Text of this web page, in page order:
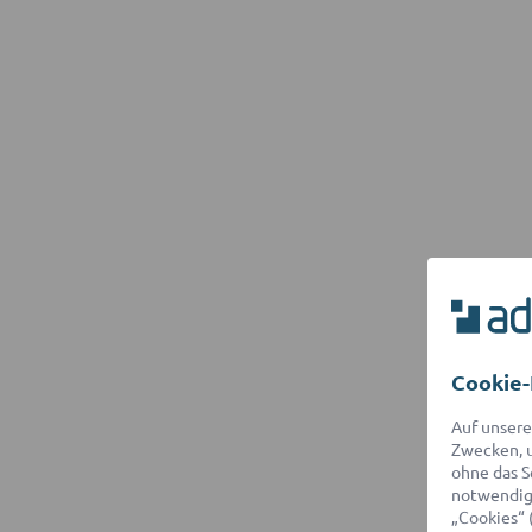
Auf
Zwecken,
ohne das